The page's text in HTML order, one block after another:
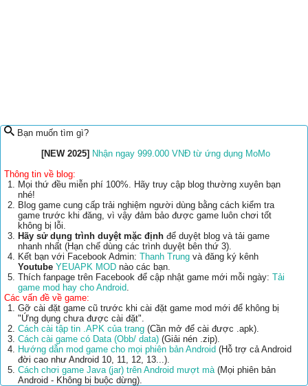
Bạn muốn tìm gì?
[NEW 2025] Nhận ngay 999.000 VNĐ từ ứng dụng MoMo
Thông tin về blog:
Mọi thứ đều miễn phí 100%. Hãy truy cập blog thường xuyên bạn
nhé!
Blog game cung cấp trải nghiệm người dùng bằng cách kiểm tra
game trước khi đăng, vì vậy đảm bảo được game luôn chơi tốt
không bị lỗi.
Hãy sử dụng trình duyệt mặc định để duyệt blog và tải game
nhanh nhất (Hạn chế dùng các trình duyệt bên thứ 3).
Kết bạn với Facebook Admin: Thanh Trung và đăng ký kênh
Youtube YEUAPK MOD nào các bạn.
Thích fanpage trên Facebook để cập nhật game mới mỗi ngày: Tải
game mod hay cho Android.
Các vấn đề về game:
Gỡ cài đặt game cũ trước khi cài đặt game mod mới để không bị
"Ứng dụng chưa được cài đặt".
Cách cài tập tin .APK của trang (Cần mở để cài được .apk).
Cách cài game có Data (Obb/ data) (Giải nén .zip).
Hướng dẫn mod game cho mọi phiên bản Android (Hỗ trợ cả Android
đời cao như Android 10, 11, 12, 13...).
Cách chơi game Java (jar) trên Android mượt mà(Mọi phiên bản
Android - Không bị buộc dừng).